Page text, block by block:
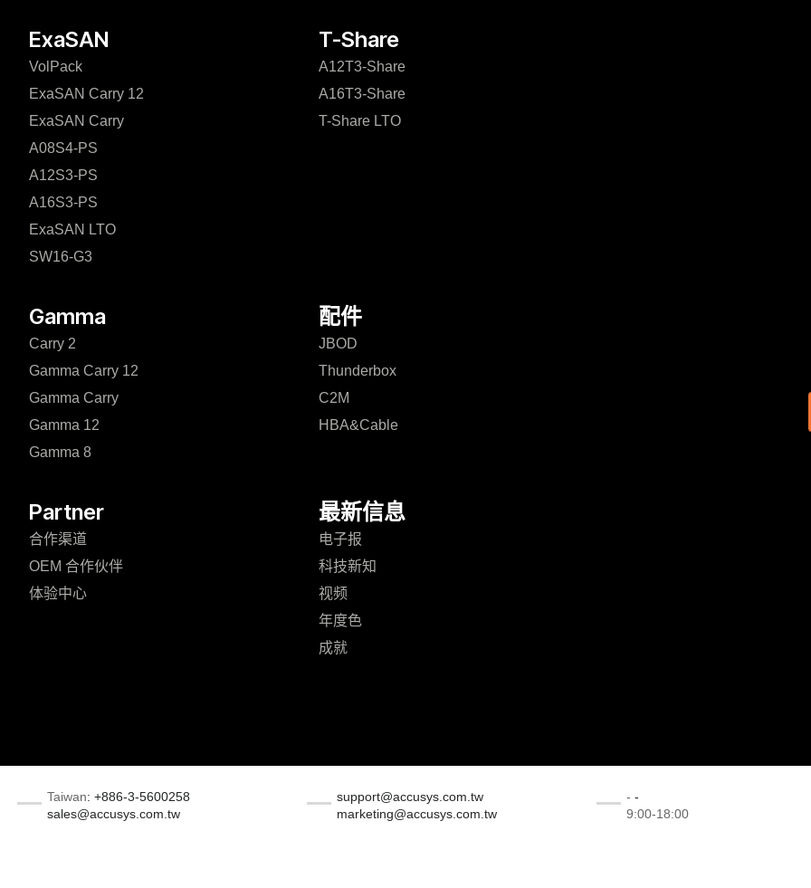
ExaSAN T-Share
VolPack
ExaSAN Carry 12
ExaSAN Carry
A08S4-PS
A12S3-PS
A16S3-PS
ExaSAN LTO
SW16-G3
A12T3-Share
A16T3-Share
T-Share LTO
Gamma 配件
Carry 2
Gamma Carry 12
Gamma Carry
Gamma 12
Gamma 8
JBOD
Thunderbox
C2M
HBA&Cable
Partner 最新信息
合作渠道
OEM 合作伙伴
体验中心
电子报
科技新知
视频
年度色
成就
Taiwan: +886-3-5600258
sales@accusys.com.tw
support@accusys.com.tw
marketing@accusys.com.tw
- -
9:00-18:00